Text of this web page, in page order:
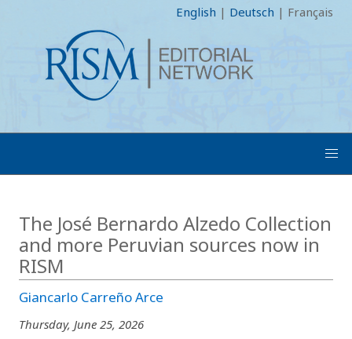
English | Deutsch | Français
The José Bernardo Alzedo Collection
and more Peruvian sources now in
RISM
Giancarlo Carreño Arce
Thursday, June 25, 2026